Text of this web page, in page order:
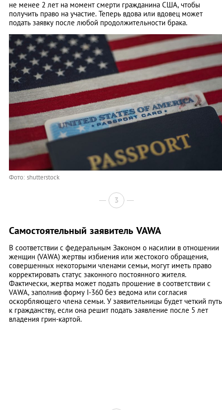
не менее 2 лет на момент смерти гражданина США, чтобы
получить право на участие. Теперь вдова или вдовец может
подать заявку после любой продолжительности брака.
Фото: shutterstock
3
Самостоятельный заявитель VAWA
В соответствии с федеральным Законом о насилии в отношении
женщин (VAWA) жертвы избиения или жестокого обращения,
совершенных некоторыми членами семьи, могут иметь право
корректировать статус законного постоянного жителя.
Фактически, жертва может подать прошение в соответствии с
VAWA, заполнив форму I-360 без ведома или согласия
оскорбляющего члена семьи. У заявительницы будет четкий путь
к гражданству, если она решит подать заявление после 5 лет
владения грин-картой.